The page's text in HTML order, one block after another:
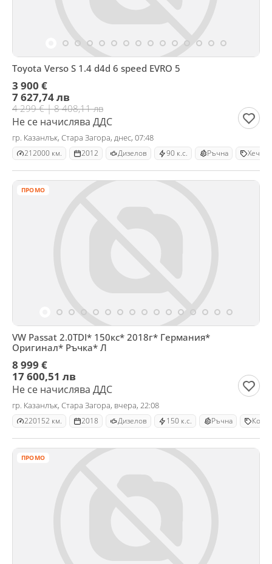
Toyota Verso S 1.4 d4d 6 speed EVRO 5
3 900 €
7 627,74 лв
4 299 € | 8 408,11 лв
Не се начислява ДДС
гр. Казанлък, Стара Загора, днес, 07:48
212000 км. 2012 Дизелов 90 к.с. Ръчна Хечбек
ПРОМО
VW Passat 2.0TDI* 150кс* 2018г* Германия*
Оригинал* Ръчка* Л
8 999 €
17 600,51 лв
Не се начислява ДДС
гр. Казанлък, Стара Загора, вчера, 22:08
220152 км. 2018 Дизелов 150 к.с. Ръчна
ПРОМО